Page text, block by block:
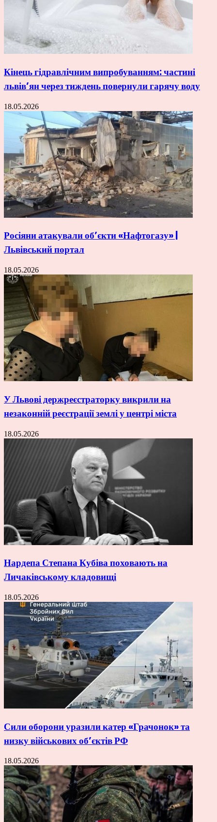
Кінець гідравлічним випробуванням: частині
львів’ян через тиждень повернули гарячу воду
18.05.2026
Росіяни атакували об’єкти «Нафтогазу» |
Львівський портал
18.05.2026
У Львові держреєстраторку викрили на
незаконній реєстрації землі у центрі міста
18.05.2026
Нардепа Степана Кубіва поховають на
Личаківському кладовищі
18.05.2026
Сили оборони уразили катер «Грачонок» та
низку військових об’єктів РФ
18.05.2026